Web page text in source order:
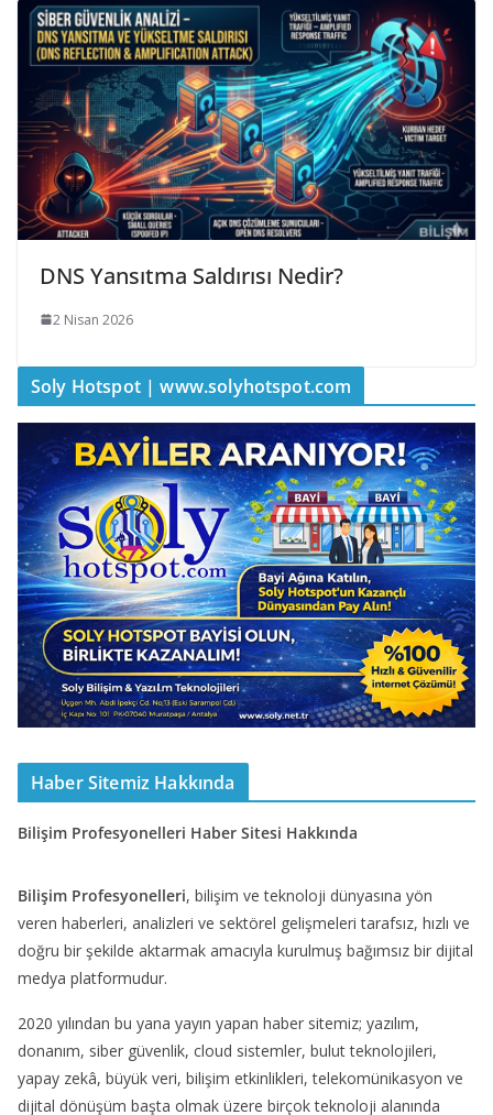
DNS Yansıtma Saldırısı Nedir?
2 Nisan 2026
Soly Hotspot | www.solyhotspot.com
Haber Sitemiz Hakkında
Bilişim Profesyonelleri Haber Sitesi Hakkında
Bilişim Profesyonelleri, bilişim ve teknoloji dünyasına yön
veren haberleri, analizleri ve sektörel gelişmeleri tarafsız, hızlı ve
doğru bir şekilde aktarmak amacıyla kurulmuş bağımsız bir dijital
medya platformudur.
2020 yılından bu yana yayın yapan haber sitemiz; yazılım,
donanım, siber güvenlik, cloud sistemler, bulut teknolojileri,
yapay zekâ, büyük veri, bilişim etkinlikleri, telekomünikasyon ve
dijital dönüşüm başta olmak üzere birçok teknoloji alanında